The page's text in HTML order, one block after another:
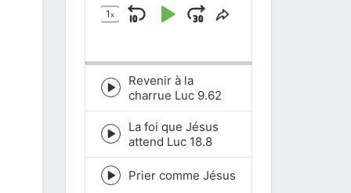
Change
1x
SkipPlayJumpShare
Episode
play
icon
Revenir à la
charrue Luc 9.62
Episode
play
icon
La foi que Jésus
attend Luc 18.8
Episode
Prier comme Jésus